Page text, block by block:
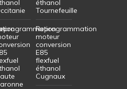
éthanol
Tournefeuille
Reprogrammation
moteur
conversion
E85
flexfuel
éthanol
Cugnaux